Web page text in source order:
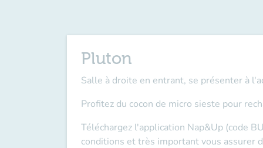
Pluton
Salle à droite en entrant, se présenter à
Profitez du cocon de micro sieste pour
Téléchargez l'application Nap&Up (code
conditions ettrès importantvous assurer